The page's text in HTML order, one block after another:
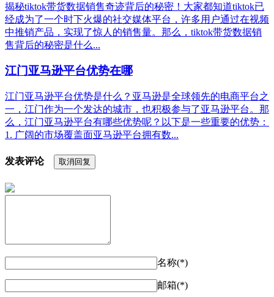
揭秘tiktok带货数据销售奇迹背后的秘密！大家都知道tiktok已
经成为了一个时下火爆的社交媒体平台，许多用户通过在视频
中推销产品，实现了惊人的销售量。那么，tiktok带货数据销
售背后的秘密是什么...
江门亚马逊平台优势在哪
江门亚马逊平台优势是什么？亚马逊是全球领先的电商平台之
一，江门作为一个发达的城市，也积极参与了亚马逊平台。那
么，江门亚马逊平台有哪些优势呢？以下是一些重要的优势：
1. 广阔的市场覆盖面亚马逊平台拥有数...
发表评论 取消回复
名称(*)
邮箱(*)